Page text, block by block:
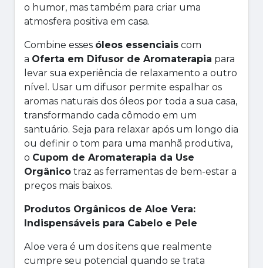
o humor, mas também para criar uma
atmosfera positiva em casa.
Combine esses óleos essenciais com
a Oferta em Difusor de Aromaterapia para
levar sua experiência de relaxamento a outro
nível. Usar um difusor permite espalhar os
aromas naturais dos óleos por toda a sua casa,
transformando cada cômodo em um
santuário. Seja para relaxar após um longo dia
ou definir o tom para uma manhã produtiva,
o Cupom de Aromaterapia da Use
Orgânico traz as ferramentas de bem-estar a
preços mais baixos.
Produtos Orgânicos de Aloe Vera:
Indispensáveis para Cabelo e Pele
Aloe vera é um dos itens que realmente
cumpre seu potencial quando se trata